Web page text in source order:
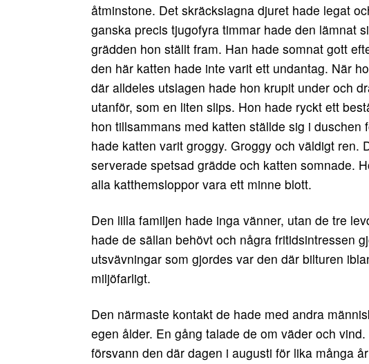
åtminstone. Det skräckslagna djuret hade legat
ganska precis tjugofyra timmar hade den lämnat
grädden hon ställt fram. Han hade somnat gott
den här katten hade inte varit ett undantag. När
där alldeles utslagen hade hon krupit under och
utanför, som en liten slips. Hon hade ryckt ett
hon tillsammans med katten ställde sig i
hade katten varit groggy. Groggy och väldigt ren.
serverade spetsad grädde och katten somnade.
alla katthemsloppor vara ett minne blott.
Den lilla familjen hade inga vänner, utan de tre
hade de sällan behövt och några fritidsintressen
utsvävningar som gjordes var den där bilturen
miljöfarligt.
Den närmaste kontakt de hade med andra
egen ålder. En gång talade de om väder och
försvann den där dagen i augusti för lika många